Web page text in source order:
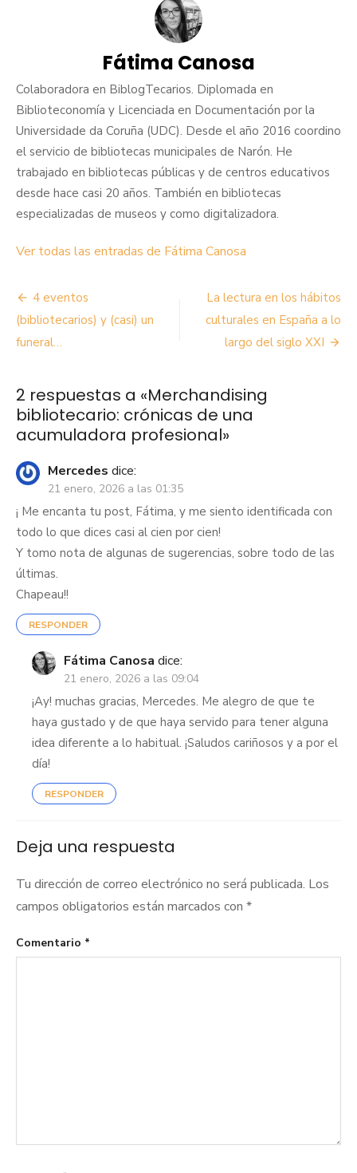
Fátima Canosa
Colaboradora en BiblogTecarios. Diplomada en
Biblioteconomía y Licenciada en Documentación por la
Universidade da Coruña (UDC). Desde el año 2016 coordino
el servicio de bibliotecas municipales de Narón. He
trabajado en bibliotecas públicas y de centros educativos
desde hace casi 20 años. También en bibliotecas
especializadas de museos y como digitalizadora.
Ver todas las entradas de Fátima Canosa
Navegación
de
entradas
4 eventos
(bibliotecarios) y (casi) un
funeral…
La lectura en los hábitos
culturales en España a lo
largo del siglo XXI
2 respuestas a «Merchandising
bibliotecario: crónicas de una
acumuladora profesional»
Mercedes dice:
21 enero, 2026 a las 01:35
¡ Me encanta tu post, Fátima, y me siento identificada con
todo lo que dices casi al cien por cien!
Y tomo nota de algunas de sugerencias, sobre todo de las
últimas.
Chapeau!!
RESPONDER
Fátima Canosa dice:
21 enero, 2026 a las 09:04
¡Ay! muchas gracias, Mercedes. Me alegro de que te
haya gustado y de que haya servido para tener alguna
idea diferente a lo habitual. ¡Saludos cariñosos y a por el
día!
RESPONDER
Deja una respuesta
Tu dirección de correo electrónico no será publicada. Los
campos obligatorios están marcados con *
Comentario *